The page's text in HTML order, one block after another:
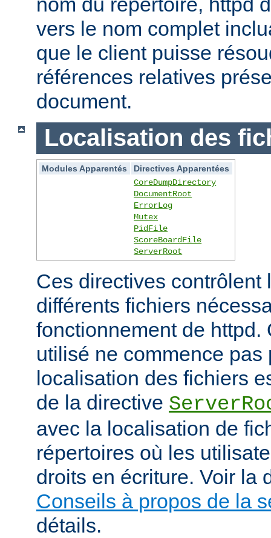
vers le nom complet
que le client puisse
références relatives
document.
Localisation des
Modules Apparentés
Directives Apparentées
CoreDumpDirectory
DocumentRoot
ErrorLog
Mutex
PidFile
ScoreBoardFile
ServerRoot
Ces directives contrôlent
différents fichiers
fonctionnement de httpd.
utilisé ne commence pas
localisation des fichiers
de la directive
avec la localisation de
répertoires où les
droits en écriture. Voir la
Conseils à propos de la
détails.